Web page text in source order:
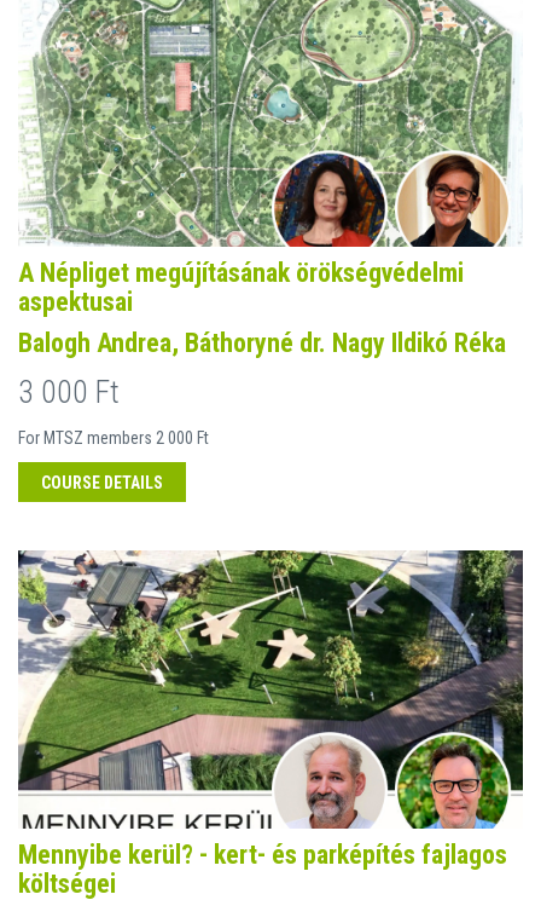
A Népliget megújításának örökségvédelmi
aspektusai
Balogh Andrea, Báthoryné dr. Nagy Ildikó Réka
3 000 Ft
For MTSZ members 2 000 Ft
COURSE DETAILS
Mennyibe kerül? - kert- és parképítés fajlagos
költségei